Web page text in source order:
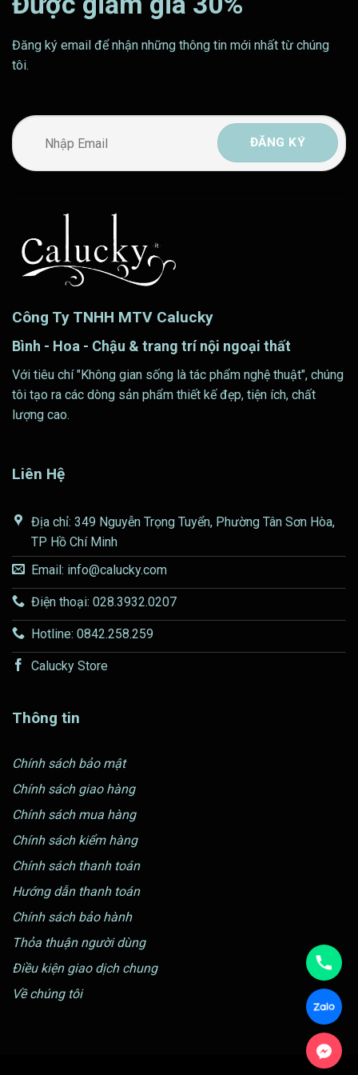
Đăng ký email để nhận những thông tin mới nhất từ chúng
tôi.
Công Ty TNHH MTV Calucky
Bình - Hoa - Chậu & trang trí nội ngoại thất
Với tiêu chí "Không gian sống là tác phẩm nghệ thuật", chúng
tôi tạo ra các dòng sản phẩm thiết kế đẹp, tiện ích, chất
lượng cao.
Liên Hệ
Địa chỉ: 349 Nguyễn Trọng Tuyển, Phường Tân Sơn Hòa,
TP Hồ Chí Minh
Email: info@calucky.com
Điện thoại: 028.3932.0207
Hotline: 0842.258.259
Calucky Store
Thông tin
Chính sách bảo mật
Chính sách giao hàng
Chính sách mua hàng
Chính sách kiểm hàng
Chính sách thanh toán
Hướng dẫn thanh toán
Chính sách bảo hành
Thỏa thuận người dùng
Điều kiện giao dịch chung
Về chúng tôi